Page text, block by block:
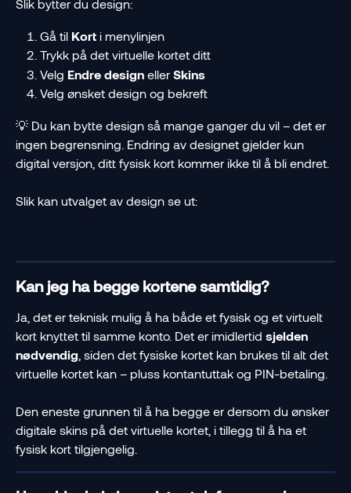
Slik bytter du design:
Gå til Kort i menylinjen
Trykk på det virtuelle kortet ditt
Velg Endre design eller Skins
Velg ønsket design og bekreft
💡 Du kan bytte design så mange ganger du vil – det er
ingen begrensning. Endring av designet gjelder kun
digital versjon, ditt fysisk kort kommer ikke til å bli endret.
​Slik kan utvalget av design se ut:
Kan jeg ha begge kortene samtidig?
Ja, det er teknisk mulig å ha både et fysisk og et virtuelt
kort knyttet til samme konto. Det er imidlertid sjelden
nødvendig , siden det fysiske kortet kan brukes til alt det
virtuelle kortet kan – pluss kontantuttak og PIN-betaling.
Den eneste grunnen til å ha begge er dersom du ønsker
digitale skins på det virtuelle kortet, i tillegg til å ha et
fysisk kort tilgjengelig.